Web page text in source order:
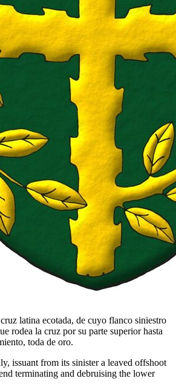
latina ecotada, de cuyo flanco siniestro
rodea la cruz por su parte superior hasta
toda de oro.
issuant from its sinister a leaved offshoot
terminating and debruising the lower